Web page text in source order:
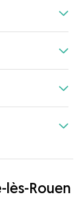
lès-Rouen